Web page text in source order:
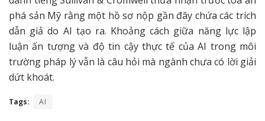
phá sản Mỹ rằng một hồ sơ nộp gần đây chứa các trích
dẫn giả do AI tạo ra. Khoảng cách giữa năng lực lập
luận ấn tượng và độ tin cậy thực tế của AI trong môi
trường pháp lý vẫn là câu hỏi mà ngành chưa có lời giải
dứt khoát.
Tags: AI